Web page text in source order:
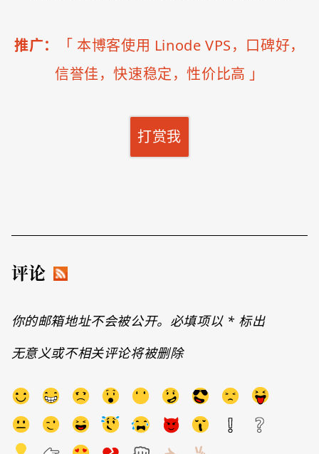
推广： 「 本博客使用 Linode VPS，口碑好，
信誉佳，快速稳定，性价比高 」
打赏我
评论
你的邮箱地址不会被公开。必填项以 *标出
无意义或不相关评论将被删除